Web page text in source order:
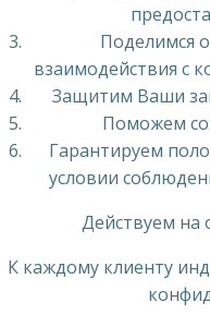
Поделимся
взаимодействия с
Защитим Ваши
Поможем
Гарантируем
условии
Действуем на
К каждому клиенту